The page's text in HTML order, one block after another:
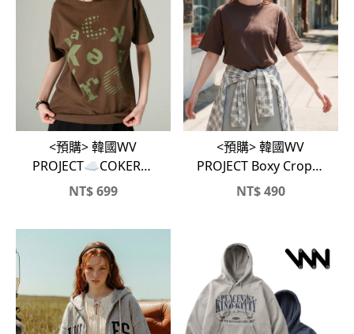
<預購> 韓國WV
PROJECT☁️COKER復
古印花純棉短T
NT$699
<預購> 韓國WV
PROJECT Boxy Crop純
棉素色短T
NT$490